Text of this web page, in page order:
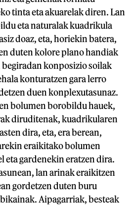
tinta eta akuarelak diren. Lan
eta naturalak kuadrikula
doaz, eta, horiekin batera,
duten kolore plano handiak
konposizio soilak
konturatzen gara lerro
duen konplexutasunaz.
bolumen borobildu hauek,
diruditenak, kuadrikularen
dira, eta, era berean,
eraikitako bolumen
eta gardenekin eratzen dira.
lan arinak eraikitzen
gordetzen duten buru
Aipagarriak, besteak